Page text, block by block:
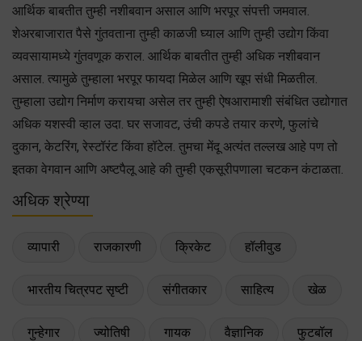
आर्थिक बाबतीत तुम्ही नशीबवान असाल आणि भरपूर संपत्ती जमवाल.
शेअरबाजारात पैसे गुंतवताना तुम्ही काळजी घ्याल आणि तुम्ही उद्योग किंवा
व्यवसायामध्ये गुंतवणूक कराल. आर्थिक बाबतीत तुम्ही अधिक नशीबवान
असाल. त्यामुळे तुम्हाला भरपूर फायदा मिळेल आणि खूप संधी मिळतील.
तुम्हाला उद्योग निर्माण करायचा असेल तर तुम्ही ऐषआरामाशी संबंधित उद्योगात
अधिक यशस्वी व्हाल उदा. घर सजावट, उंची कपडे तयार करणे, फुलांचे
दुकान, केटरिंग, रेस्टॉरंट किंवा हॉटेल. तुमचा मेंदू अत्यंत तल्लख आहे पण तो
इतका वेगवान आणि अष्टपैलू आहे की तुम्ही एकसूरीपणाला चटकन कंटाळता.
अधिक श्रेण्या
व्यापारी राजकारणी क्रिकेट हॉलीवुड
भारतीय चित्रपट सृष्टी संगीतकार साहित्य खेळ
गुन्हेगार ज्योतिषी गायक वैज्ञानिक फुटबॉल